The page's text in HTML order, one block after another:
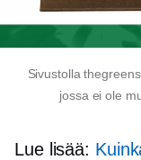
Sivustolla
jossa ei ole
Lue lisää: